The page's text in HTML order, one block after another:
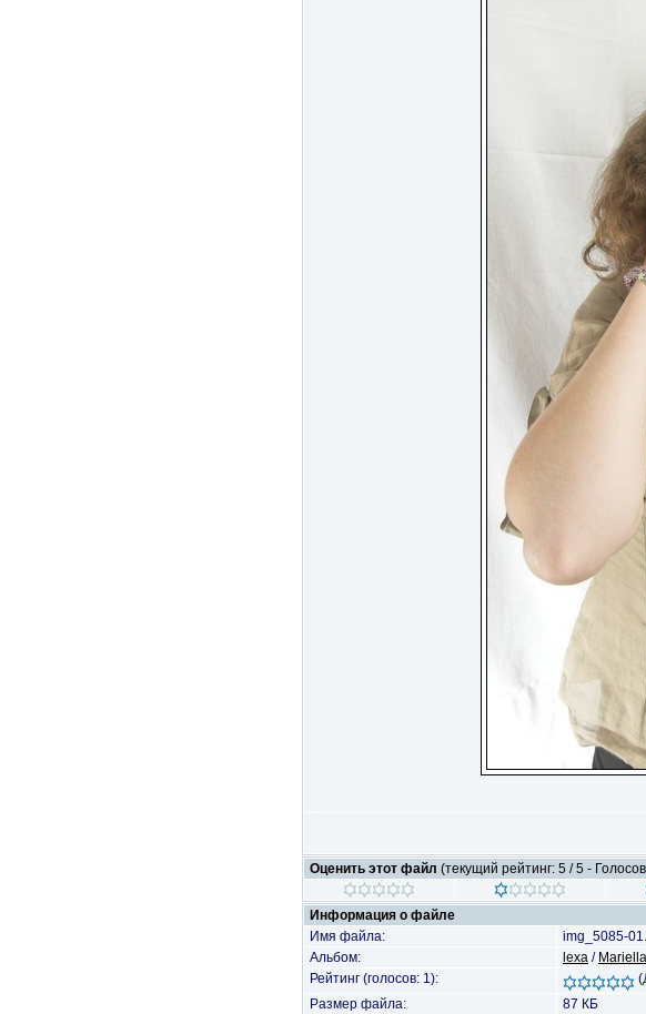
Оценить этот файл (текущий рейтинг: 5 / 5 -
Информация о файле
Имя файла:
img_5085-
Альбом:
lexa / Mariella
Рейтинг (голосов: 1):
(
Размер файла:
87 КБ